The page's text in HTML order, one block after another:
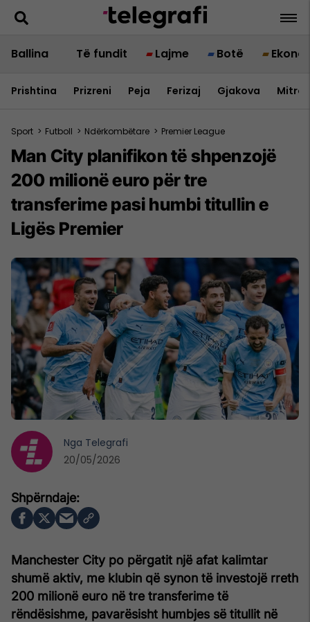
Ballina Të fundit Lajme Botë
Prishtina Prizreni Peja Ferizaj Gjakova
Sport > Futboll > Ndërkombëtare > Premier League
Man City planifikon të shpenzojë
200 milionë euro për tre
transferime pasi humbi titullin e
Ligës Premier
Manchester City po përgatit një afat kalimtar
shumë aktiv, me klubin që synon të investojë rreth
200 milionë euro në tre transferime të
rëndësishme, pavarësisht humbjes së titullit në
Nga Telegrafi
20/05/2026